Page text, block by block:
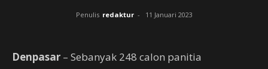
Penulis redaktur - 11 Januari 2023
Denpasar – Sebanyak 248 calon panitia